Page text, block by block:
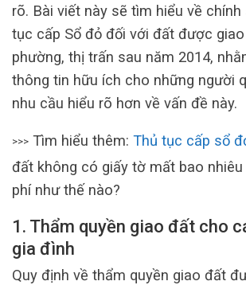
rõ. Bài viết này sẽ tìm hiểu về
tục cấp Sổ đỏ đối với đất được
phường, thị trấn sau năm 2014,
thông tin hữu ích cho những người
nhu cầu hiểu rõ hơn về vấn đề này.
>>> Tìm hiểu thêm: Thủ tục cấp sổ
đất không có giấy tờ mất bao nhiêu
phí như thế nào?
1. Thẩm quyền giao đất cho
gia đình
Quy định về thẩm quyền giao đất